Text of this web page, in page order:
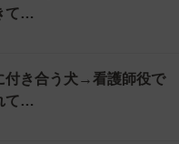
て…
付き合う犬→看護師役で
て…